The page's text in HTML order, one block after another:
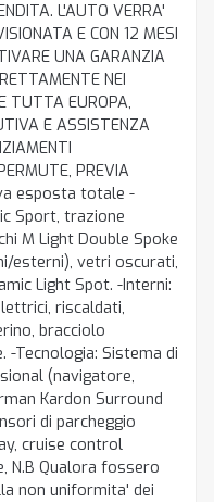
L'AUTO VERRA'
E CON 12 MESI
UNA GARANZIA
NEI
TUTTA EUROPA,
E ASSISTENZA
PREVIA
esposta totale -
Sport, trazione
M Light Double Spoke
esterni), vetri oscurati,
Light Spot. -Interni:
riscaldati,
bracciolo
Tecnologia: Sistema di
(navigatore,
Kardon Surround
di parcheggio
cruise control
N.B Qualora fossero
non uniformita' dei